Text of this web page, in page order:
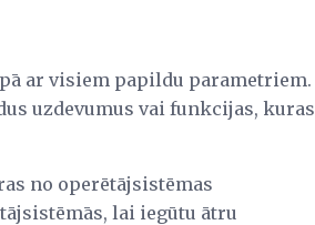
ar visiem papildu parametriem.
uzdevumus vai funkcijas, kuras
no operētājsistēmas
lai iegūtu ātru